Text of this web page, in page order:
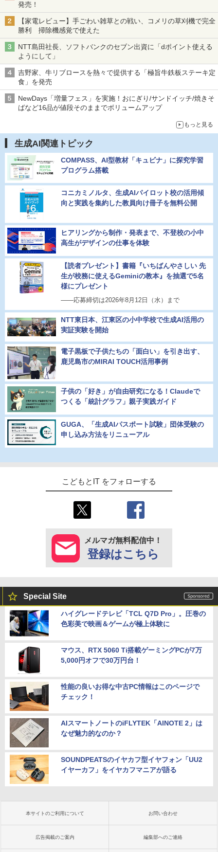
発売！
【家電レビュー】手ごわい雑草との戦い、コメリの草刈機で完全
勝利 掃除機感覚で使えた
NTT島田社長、ソフトバンクのセブン出資に「dポイント使える
ようにして」
吉野家、牛リブロースを熱々で提供する「極旨牛鉄板ステーキ定
食」を発売
NewDays「増量フェス」を実施！おにぎり/サンドイッチ/焼きそ
ばなど16品が値段そのままでボリュームアップ
もっと見る
生成AI関連トピック
COMPASS、AI型教材「キュビナ」に探究学習
プログラム搭載
コニカミノルタ、生成AIパイロット校の活用傾
向と実践を集約した教員向け冊子を無料公開
ヒアリングから制作・発表まで、不登校の小中
高生がデザインの仕事を体験
【読者プレゼント】書籍『いちばんやさしい 先
生が校務に使えるGeminiの教本』を抽選で5名
様にプレゼント
――応募締切は2026年8月12日（水）まで
NTT東日本、江東区の小中学校で生成AI活用の
実証実験を開始
電子黒板で子供たちの「面白い」を引き出す、
鹿児島市のMIRAI TOUCH活用事例
子供の「好き」が自由研究になる！Claudeで
つくる「統計グラフ」親子実践ガイド
GUGA、「生成AIパスポート試験」団体受験の
申し込み方法をリニューアル
こどもとIT をフォローする
メルマガ無料配信中！
登録はこちら
Special Site
ハイグレードテレビ「TCL Q7D Pro」。圧巻の
色彩美で映画＆ゲームが極上体験に
マウス、RTX 5060 Ti搭載ゲーミングPCが7万
5,000円オフで30万円台！
性能の良いお得な中古PC情報はこのページで
チェック！
AIスマートノートのiFLYTEK「AINOTE 2」は
なぜ魅力的なのか？
SOUNDPEATSのイヤカフ型イヤフォン「UU2
イヤーカフ」をイヤカフマニアが語る
本サイトのご利用について お問い合わせ
広告掲載のご案内 編集部へのご連絡